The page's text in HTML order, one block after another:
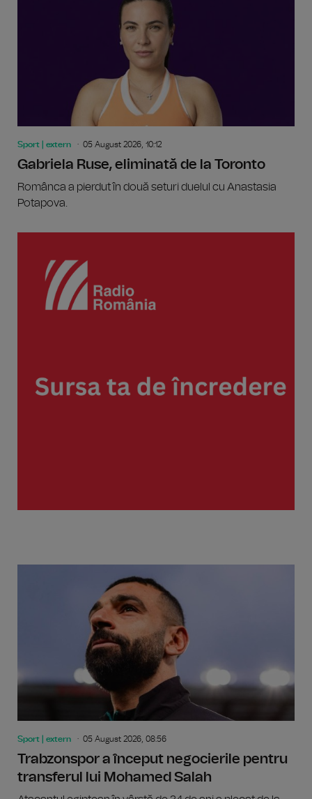
Sport | extern 05 August 2026, 10:12
Gabriela Ruse, eliminată de la Toronto
Românca a pierdut în două seturi duelul cu Anastasia
Potapova.
Sport | extern 05 August 2026, 08:56
Trabzonspor a început negocierile pentru
transferul lui Mohamed Salah